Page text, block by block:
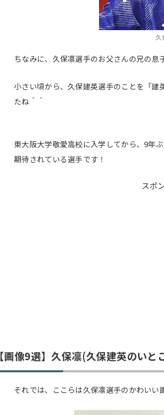
久
ちなみに、久保凛選手のお父さんの兄の
小さい頃から、久保建英選手のことを「
たね＾＾
東大阪大学敬愛高校に入学してから、9年
期待されている選手です！
スポ
【画像9選】久保凛(久保建英のいと
それでは、ここらは久保凛選手のかわいい